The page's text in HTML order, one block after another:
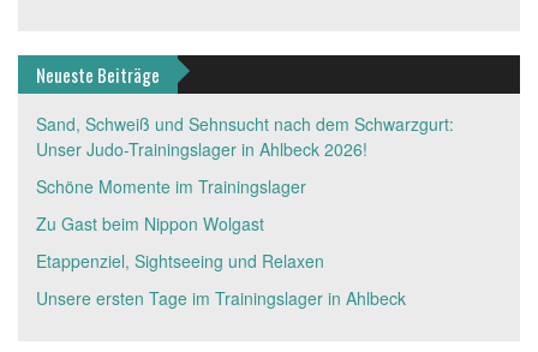
Neueste Beiträge
Sand, Schweiß und Sehnsucht nach dem Schwarzgurt:
Unser Judo-Trainingslager in Ahlbeck 2026!
Schöne Momente im Trainingslager
Zu Gast beim Nippon Wolgast
Etappenziel, Sightseeing und Relaxen
Unsere ersten Tage im Trainingslager in Ahlbeck